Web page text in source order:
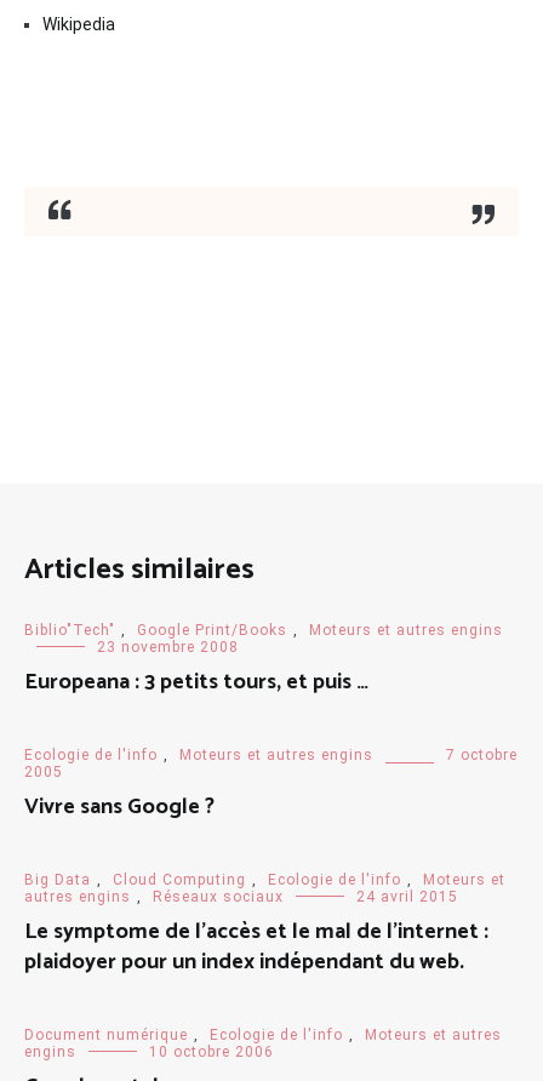
Wikipedia
Articles similaires
Biblio"Tech" Google Print/Books
Moteurs et autres engins
23 novembre 2008
Europeana : 3 petits tours, et puis …
Ecologie de l'info Moteurs et autres engins
7 octobre
2005
Vivre sans Google ?
Big Data Cloud Computing Ecologie de l'info
Moteurs et
autres engins
Réseaux sociaux 24 avril 2015
Le symptome de l’accès et le mal de l’internet :
plaidoyer pour un index indépendant du web.
Document numérique Ecologie de l'info
Moteurs et autres
engins
10 octobre 2006